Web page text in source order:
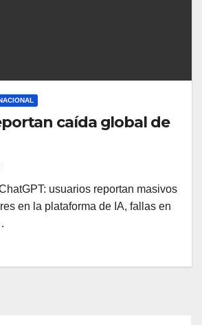
caída global de
usuarios reportan masivos
en la plataforma de IA, fallas en